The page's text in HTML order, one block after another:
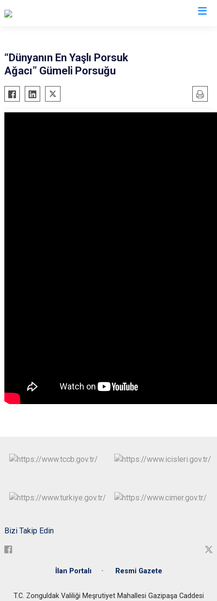
“Dünyanın En Yaşlı Porsuk
Ağacı” Gümeli Porsuğu
Bizi Takip Edin
İlan Portalı Resmi Gazete
T.C. Zonguldak Valiliği Meşrutiyet Mahallesi Gazipaşa Caddesi